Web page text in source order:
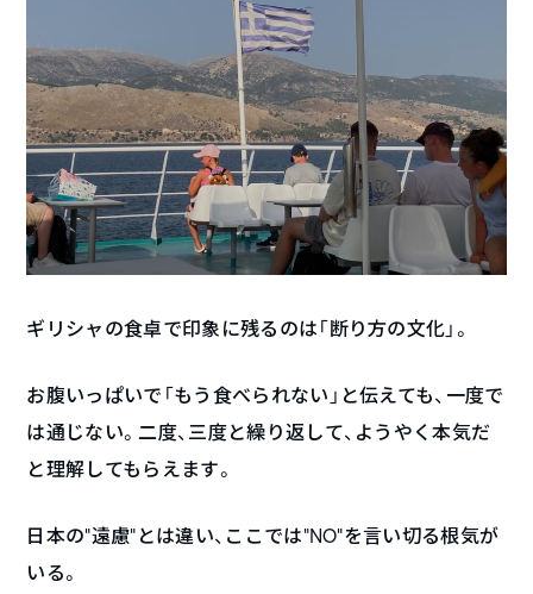
ギリシャの食卓で印象に残るのは「断り方の文化」。
お腹いっぱいで「もう食べられない」と伝えても、一度で
は通じない。二度、三度と繰り返して、ようやく本気だ
と理解してもらえます。
日本の“遠慮”とは違い、ここでは“NO”を言い切る根気が
いる。